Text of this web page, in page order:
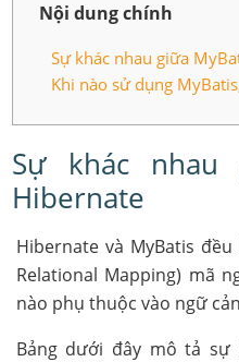
Nội dung chính
Sự khác nhau giữa
Khi nào sử dụng
Sự khác nhau
Hibernate
Hibernate và MyBatis
Relational Mapping) mã
nào phụ thuộc vào ngữ
Bảng dưới đây mô tả sự